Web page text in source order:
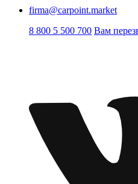
firma@carpoint.market
8 800 5 500 700 Вам